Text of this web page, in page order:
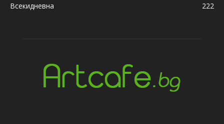
Всекидневна
222